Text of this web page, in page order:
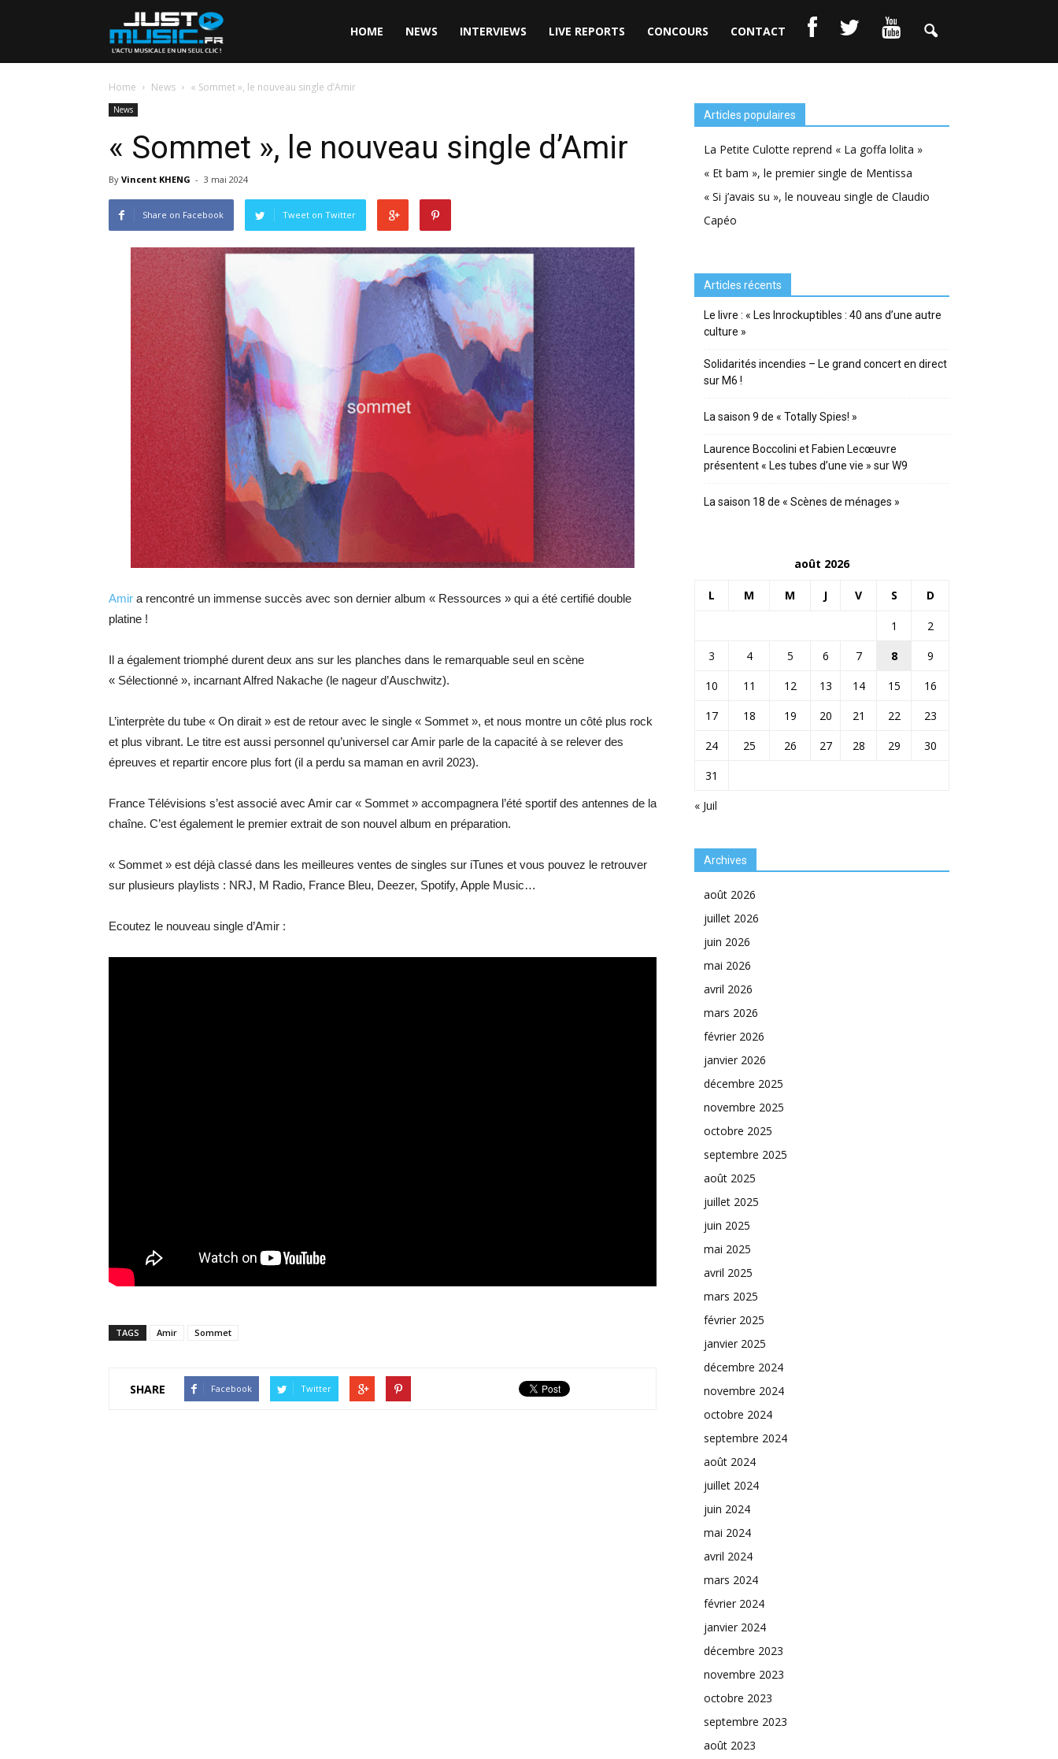
HOME NEWS INTERVIEWS LIVE REPORTS CONCOURS CONTACT
Home News « Sommet », le nouveau single d’Amir
News
« Sommet », le nouveau single d’Amir
By Vincent KHENG - 3 mai 2024
Share on Facebook Tweet on Twitter
Amir a rencontré un immense succès avec son dernier album « Ressources » qui a été certifié double
platine !
Il a également triomphé durent deux ans sur les planches dans le remarquable seul en scène
« Sélectionné », incarnant Alfred Nakache (le nageur d’Auschwitz).
L’interprète du tube « On dirait » est de retour avec le single « Sommet », et nous montre un côté plus rock
et plus vibrant. Le titre est aussi personnel qu’universel car Amir parle de la capacité à se relever des
épreuves et repartir encore plus fort (il a perdu sa maman en avril 2023).
France Télévisions s’est associé avec Amir car « Sommet » accompagnera l’été sportif des antennes de la
chaîne. C’est également le premier extrait de son nouvel album en préparation.
« Sommet » est déjà classé dans les meilleures ventes de singles sur iTunes et vous pouvez le retrouver
sur plusieurs playlists : NRJ, M Radio, France Bleu, Deezer, Spotify, Apple Music…
Ecoutez le nouveau single d’Amir :
TAGS Amir Sommet
SHARE Facebook Twitter
Articles populaires
La Petite Culotte reprend « La goffa lolita »
« Et bam », le premier single de Mentissa
« Si j’avais su », le nouveau single de Claudio
Capéo
Articles récents
Le livre : « Les Inrockuptibles : 40 ans d’une autre
culture »
Solidarités incendies – Le grand concert en direct
sur M6 !
La saison 9 de « Totally Spies! »
Laurence Boccolini et Fabien Lecœuvre
présentent « Les tubes d’une vie » sur W9
La saison 18 de « Scènes de ménages »
août 2026
L M M J V S D
« Juil
1
2
3
4 5 6 7 8
9
10
11 12 13 14 15
16
17
18 19 20 21 22
23
24
25 26 27 28 29
30
31
Archives
août 2026
juillet 2026
juin 2026
mai 2026
avril 2026
mars 2026
février 2026
janvier 2026
décembre 2025
novembre 2025
octobre 2025
septembre 2025
août 2025
juillet 2025
juin 2025
mai 2025
avril 2025
mars 2025
février 2025
janvier 2025
décembre 2024
novembre 2024
octobre 2024
septembre 2024
août 2024
juillet 2024
juin 2024
mai 2024
avril 2024
mars 2024
février 2024
janvier 2024
décembre 2023
novembre 2023
octobre 2023
septembre 2023
août 2023